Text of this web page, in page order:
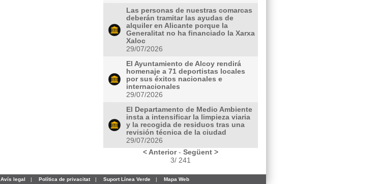
Las personas de nuestras comarcas
deberán tramitar las ayudas de
alquiler en Alicante porque la
Generalitat no ha financiado la Xarxa
Xaloc
29/07/2026
El Ayuntamiento de Alcoy rendirá
homenaje a 71 deportistas locales
por sus éxitos nacionales e
internacionales
29/07/2026
El Departamento de Medio Ambiente
insta a intensificar la limpieza viaria
y la recogida de residuos tras una
revisión técnica de la ciudad
29/07/2026
< Anterior- Següent >
3/ 241
Avís legal | Política de privacitat | Suport Línea Verde | Mapa Web